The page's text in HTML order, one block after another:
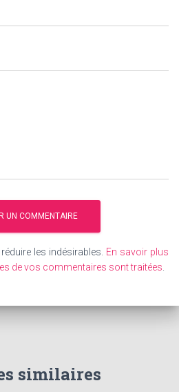
les indésirables. En savoir plus
de vos commentaires sont traitées
similaires